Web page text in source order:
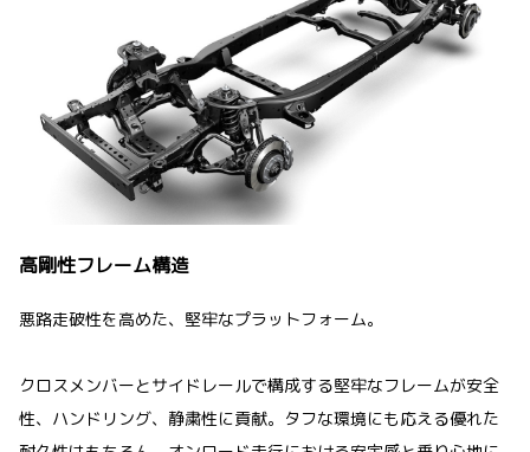
高剛性フレーム構造
悪路走破性を高めた、堅牢なプラットフォーム。
クロスメンバーとサイドレールで構成する堅牢なフレームが安全
性、ハンドリング、静粛性に貢献。タフな環境にも応える優れた